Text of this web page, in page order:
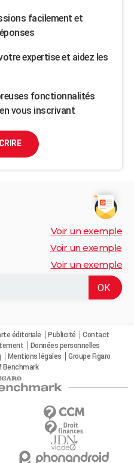
facilement et
expertise et aidez les
fonctionnalités
vous inscrivant
Voir un exemple
Voir un exemple
Voir un exemple
éditoriale Publicité
Contact
Données personnelles
Mentions légales
Groupe Figaro
Benchmark